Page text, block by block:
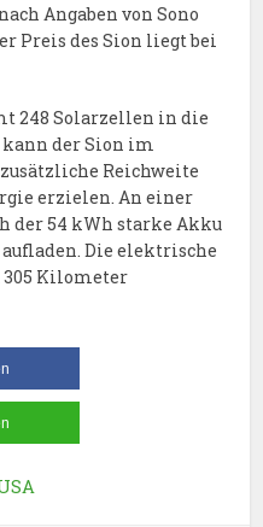
Angaben von Sono
Preis des Sion liegt bei
248 Solarzellen in die
kann der Sion im
Reichweite
erzielen. An einer
der 54 kWh starke Akku
Die elektrische
Kilometer